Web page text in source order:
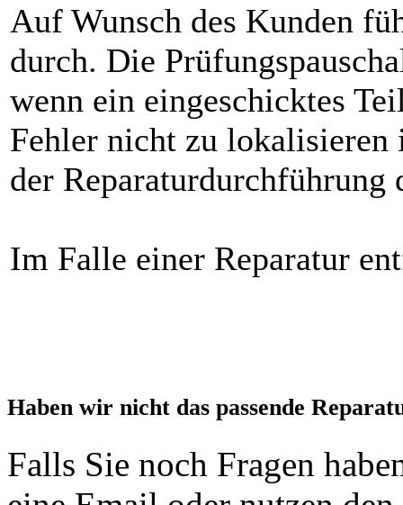
Auf Wunsch des Kunden
durch. Die
wenn ein eingeschicktes
Fehler nicht zu lokalisieren
der
Im Falle einer Reparatur
Haben wir nicht das passende
Falls Sie noch Fragen